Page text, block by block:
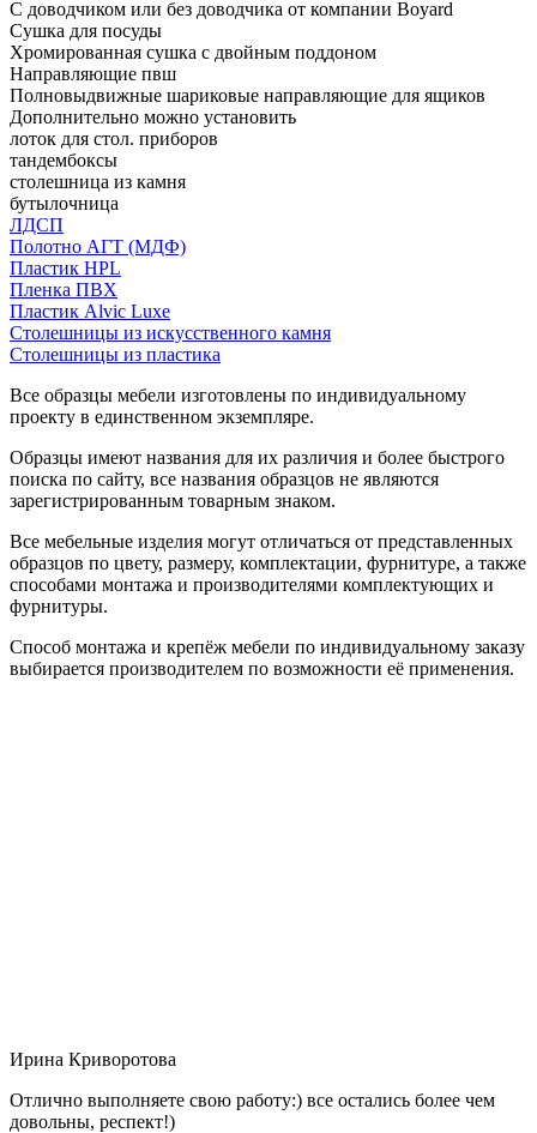
С доводчиком или без доводчика от компании Boyard
Сушка для посуды
Хромированная сушка с двойным поддоном
Направляющие пвш
Полновыдвижные шариковые направляющие для ящиков
Дополнительно можно установить
лоток для стол. приборов
тандембоксы
столешница из камня
бутылочница
ЛДСП
Полотно АГТ (МДФ)
Пластик HPL
Пленка ПВХ
Пластик Alvic Luxe
Столешницы из искусственного камня
Столешницы из пластика
Все образцы мебели изготовлены по индивидуальному
проекту в единственном экземпляре.
Образцы имеют названия для их различия и более быстрого
поиска по сайту, все названия образцов не являются
зарегистрированным товарным знаком.
Все мебельные изделия могут отличаться от представленных
образцов по цвету, размеру, комплектации, фурнитуре, а также
способами монтажа и производителями комплектующих и
фурнитуры.
Способ монтажа и крепёж мебели по индивидуальному заказу
выбирается производителем по возможности её применения.
Ирина Криворотова
Отлично выполняете свою работу:) все остались более чем
довольны, респект!)